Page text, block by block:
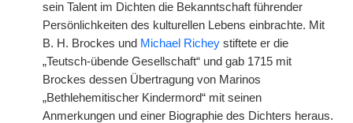
sein Talent im Dichten die Bekanntschaft führender
Persönlichkeiten des kulturellen Lebens einbrachte. Mit
B. H. Brockes und Michael Richey stiftete er die
„Teutsch-übende Gesellschaft“ und gab 1715 mit
Brockes dessen Übertragung von Marinos
„Bethlehemitischer Kindermord“ mit seinen
Anmerkungen und einer Biographie des Dichters heraus.